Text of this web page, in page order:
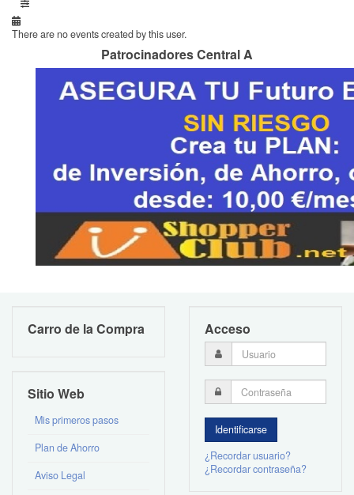
There are no events created by this user.
Patrocinadores Central A
Carro de la Compra
Sitio Web
Mis primeros pasos
Plan de Ahorro
Aviso Legal
Acceso
¿Recordar usuario?
¿Recordar contraseña?